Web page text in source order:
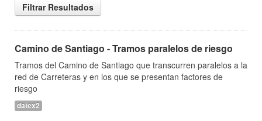
Filtrar Resultados
Camino de Santiago - Tramos paralelos de riesgo
Tramos del Camino de Santiago que transcurren paralelos a la
red de Carreteras y en los que se presentan factores de
riesgo
datex2